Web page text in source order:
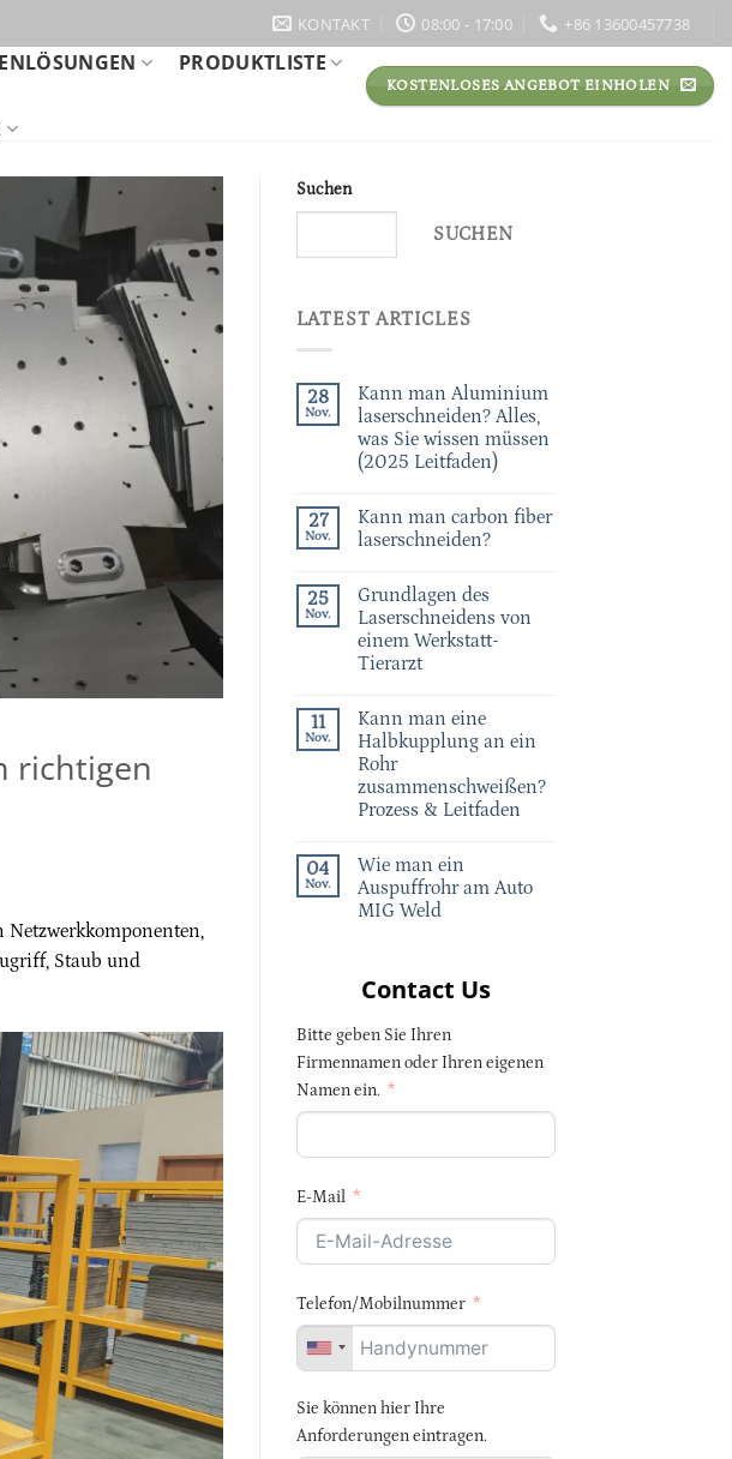
KONTAKT 08:00 - 17:00 +86 13600457738
PRODUKTLISTE
KOSTENLOSES ANGEBOT EINHOLEN
richtigen
Staub und
Suchen
SUCHEN
LATEST ARTICLES
28
Nov.
Kann man Aluminium
laserschneiden? Alles,
was Sie wissen müssen
(2025 Leitfaden)
27
Nov.
Kann man carbon fiber
laserschneiden?
25
Nov.
Grundlagen des
Laserschneidens von
einem Werkstatt-
Tierarzt
11
Nov.
Kann man eine
Halbkupplung an ein
Rohr
zusammenschweißen?
Prozess & Leitfaden
04
Nov.
Wie man ein
Auspuffrohr am Auto
MIG Weld
Contact Us
Bitte geben Sie Ihren
Firmennamen oder Ihren eigenen
Namen ein.
E-Mail
Telefon/Mobilnummer
Sie können hier Ihre
Anforderungen eintragen.